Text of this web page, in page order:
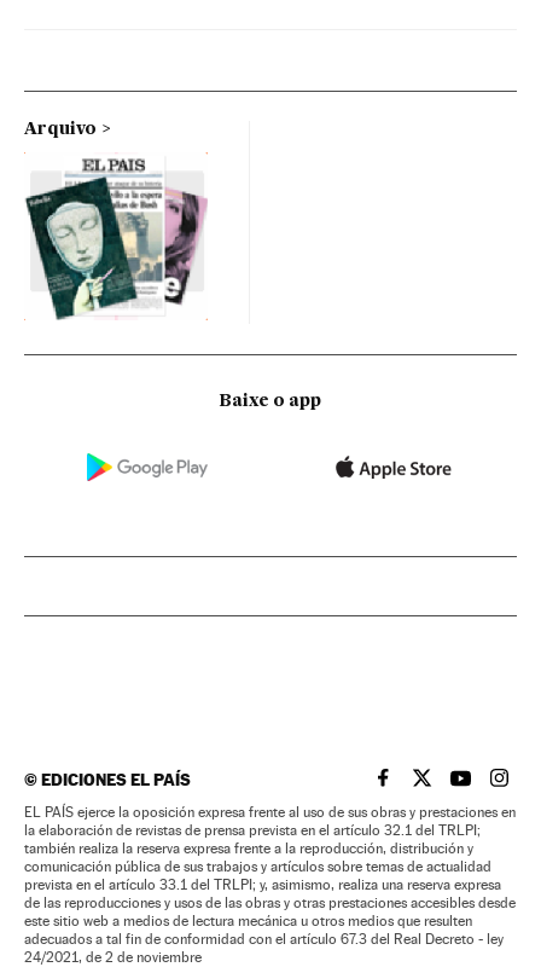
Arquivo
Baixe o app
©EDICIONES EL PAÍS EL PAÍS BRASIL EN
EL PAÍSEL PAÍS
EL
EL PAÍS ejerce la oposición expresa frente al uso de sus obras y prestaciones en
la elaboración de revistas de prensa prevista en el artículo 32.1 del TRLPI;
también realiza la reserva expresa frente a la reproducción, distribución y
comunicación pública de sus trabajos y artículos sobre temas de actualidad
prevista en el artículo 33.1 del TRLPI; y, asimismo, realiza una reserva expresa
de las reproducciones y usos de las obras y otras prestaciones accesibles desde
este sitio web a medios de lectura mecánica u otros medios que resulten
adecuados a tal fin de conformidad con el artículo 67.3 del Real Decreto - ley
24/2021, de 2 de noviembre